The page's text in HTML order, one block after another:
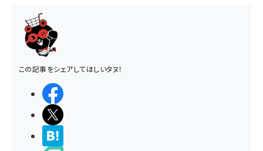
この記事をシェアしてほしいタヌ！